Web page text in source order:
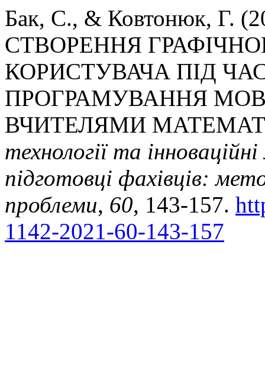
Бак, С., & Ковтонюк, Г.
СТВОРЕННЯ
КОРИСТУВАЧА ПІД
ПРОГРАМУВАННЯ
ВЧИТЕЛЯМИ
технології та
підготовці фахівців:
проблеми, 60, 143-157.
1142-2021-60-143-157